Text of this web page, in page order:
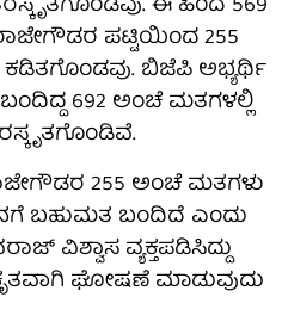
ಪಟ್ಟಿಯಿಂದ 255
ಬಿಜೆಪಿ ಅಭ್ಯರ್ಥಿ
692 ಅಂಚೆ ಮತಗಳಲ್ಲಿ
255 ಅಂಚೆ ಮತಗಳು
ಬಹುಮತ ಬಂದಿದೆ ಎಂದು
ವಿಶ್ವಾಸ ವ್ಯಕ್ತಪಡಿಸಿದ್ದು
ಘೋಷಣೆ ಮಾಡುವುದು